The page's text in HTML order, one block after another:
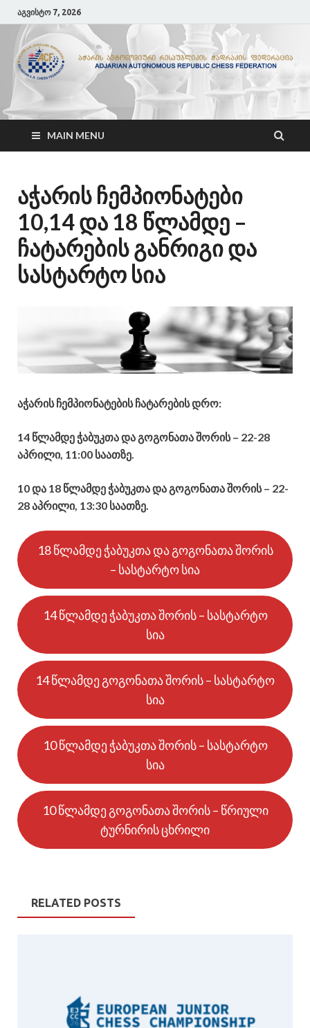
აგვისტო 7, 2026
ACF
აჭარის ჭადრაკის ფედერაცია
MAIN MENU
აჭარის ჩემპიონატები
10,14 და 18 წლამდე –
ჩატარების განრიგი და
სასტარტო სია
აჭარის ჩემპიონატების ჩატარების დრო:
14 წლამდე ჭაბუკთა და გოგონათა შორის – 22-28
აპრილი, 11:00 საათზე.
10 და 18 წლამდე ჭაბუკთა დაგოგონათაშორის – 22-
28 აპრილი, 13:30 საათზე.
18 წლამდე ჭაბუკთა და გოგონათა შორის
– სასტარტო სია
14 წლამდე ჭაბუკთა შორის – სასტარტო
სია
14 წლამდე გოგონათა შორის – სასტარტო
სია
10 წლამდე ჭაბუკთა შორის – სასტარტო
სია
10 წლამდე გოგონათა შორის – წრიული
ტურნირის ცხრილი
RELATED POSTS